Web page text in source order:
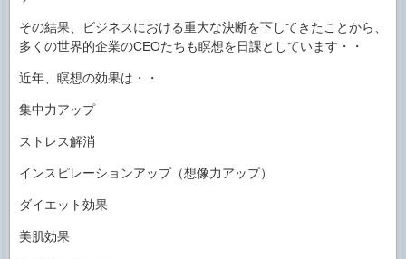
その結果、ビジネスにおける重大な決断を下してきたことから、
多くの世界的企業のCEOたちも瞑想を日課としています・・
近年、瞑想の効果は・・
集中力アップ
ストレス解消
インスピレーションアップ（想像力アップ）
ダイエット効果
美肌効果